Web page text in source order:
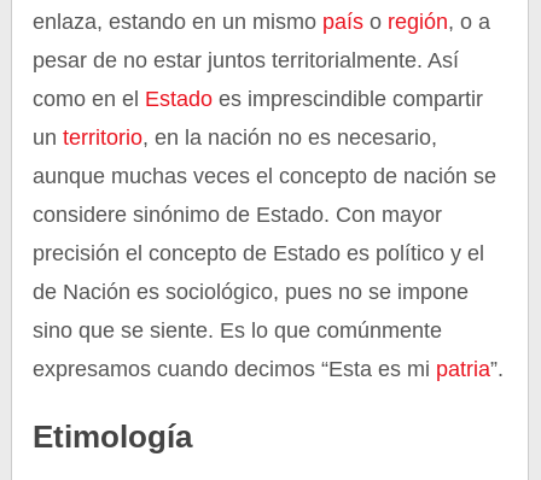
enlaza, estando en un mismo país o región, o a
pesar de no estar juntos territorialmente. Así
como en el Estado es imprescindible compartir
unterritorio, en la nación no es necesario,
aunque muchas veces el concepto de nación se
considere sinónimo de Estado. Con mayor
precisión el concepto de Estado es político y el
de Nación es sociológico, pues no se impone
sino que se siente. Es lo que comúnmente
expresamos cuando decimos “Esta es mi patria”.
Etimología